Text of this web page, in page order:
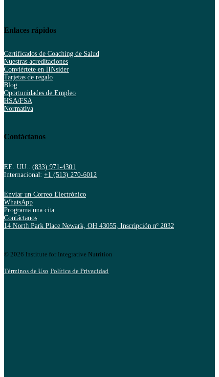
Enlaces rápidos
Certificados de Coaching de Salud
Nuestras acreditaciones
Conviértete en IINsider
Tarjetas de regalo
Blog
Oportunidades de Empleo
HSA/FSA
Normativa
Contáctanos
EE. UU.: (833) 971-4301
Internacional: +1 (513) 270-6012
Enviar un Correo Electrónico
WhatsApp
Programa una cita
Contáctanos
14 North Park Place Newark, OH 43055, Inscripción nº 2032
© 2026 Institute for Integrative Nutrition
Términos de Uso Política de Privacidad